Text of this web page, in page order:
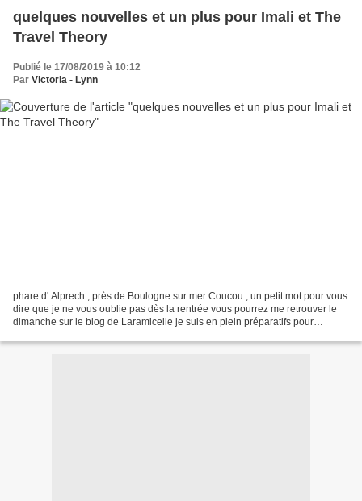
quelques nouvelles et un plus pour Imali et The
Travel Theory
Publié le 17/08/2019 à 10:12
Par Victoria - Lynn
phare d' Alprech , près de Boulogne sur mer Coucou ; un petit mot pour vous
dire que je ne vous oublie pas dès la rentrée vous pourrez me retrouver le
dimanche sur le blog de Laramicelle je suis en plein préparatifs pour